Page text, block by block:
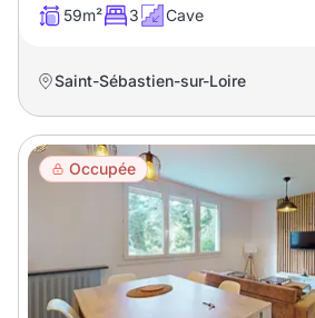
Nombre de chambres
disponibles
chambres
disponibles
Espaces additionnels
59m² 3 Cave
Saint-Sébastien-sur-Loire
Occupée